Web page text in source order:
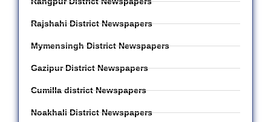
Rajshahi District Newspapers
Mymensingh District Newspapers
Gazipur District Newspapers
Cumilla district Newspapers
Noakhali District Newspapers